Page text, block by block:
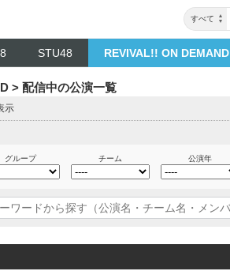
すべて
STU48 REVIVAL!! ON DEMAND
> 配信中の公演一覧
示
グループ チーム 公演年